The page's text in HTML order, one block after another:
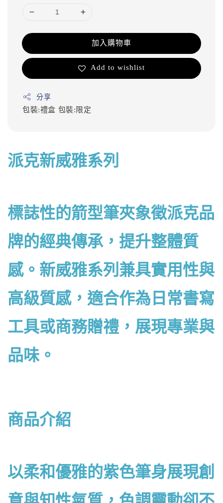
加入購物車
Add to wishlist
分享
包裝:禮盒 包裝:限定
派克新威雅系列
標誌性的箭型筆夾象徵派克品
牌的經典傳承，提升整體質
感。新威雅系列兼具實用性與
高級質感，適合作為日常書寫
工具或商務贈禮，展現專業與
品味。
商品介紹
以柔和優雅的紫色筆身展現創